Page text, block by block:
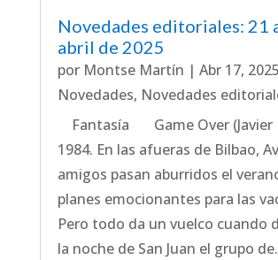
Novedades editoriales: 21
abril de 2025
por Montse Martín | Abr 17, 2025
Novedades, Novedades
Fantasía Game Over (Javier
1984. En las afueras de Bilbao,
amigos pasan aburridos el
planes emocionantes para las
Pero todo da un vuelco cuando
la noche de San Juan el grupo